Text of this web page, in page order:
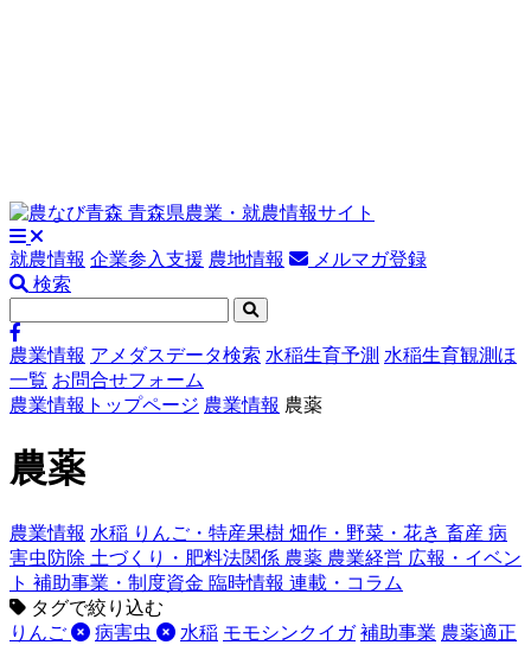
就農情報 企業参入支援 農地情報
メルマガ登録
検索
農業情報 アメダスデータ検索 水稲生育予測 水稲生育観測ほ
一覧 お問合せフォーム
農業情報トップページ 農業情報 農薬
農薬
農業情報 水稲 りんご・特産果樹 畑作・野菜・花き 畜産 病
害虫防除 土づくり・肥料法関係 農薬 農業経営 広報・イベン
ト 補助事業・制度資金 臨時情報 連載・コラム
タグで絞り込む
りんご
病害虫 水稲 モモシンクイガ 補助事業 農薬適正